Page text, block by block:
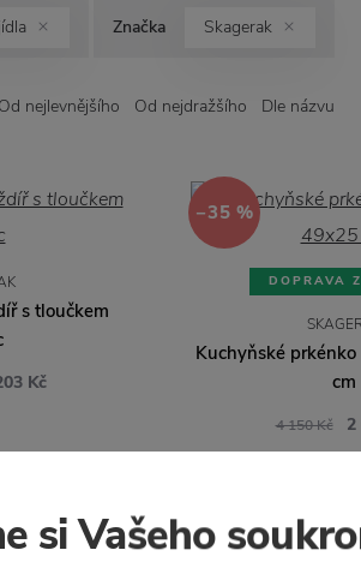
Značka Skagerak
Od nejlevnějšího Od nejdražšího Dle názvu
s tloučkem
Kč
−35 %
DOPRAVA
Kuchyňské
cm
4 150 Kč 2
si Vašeho